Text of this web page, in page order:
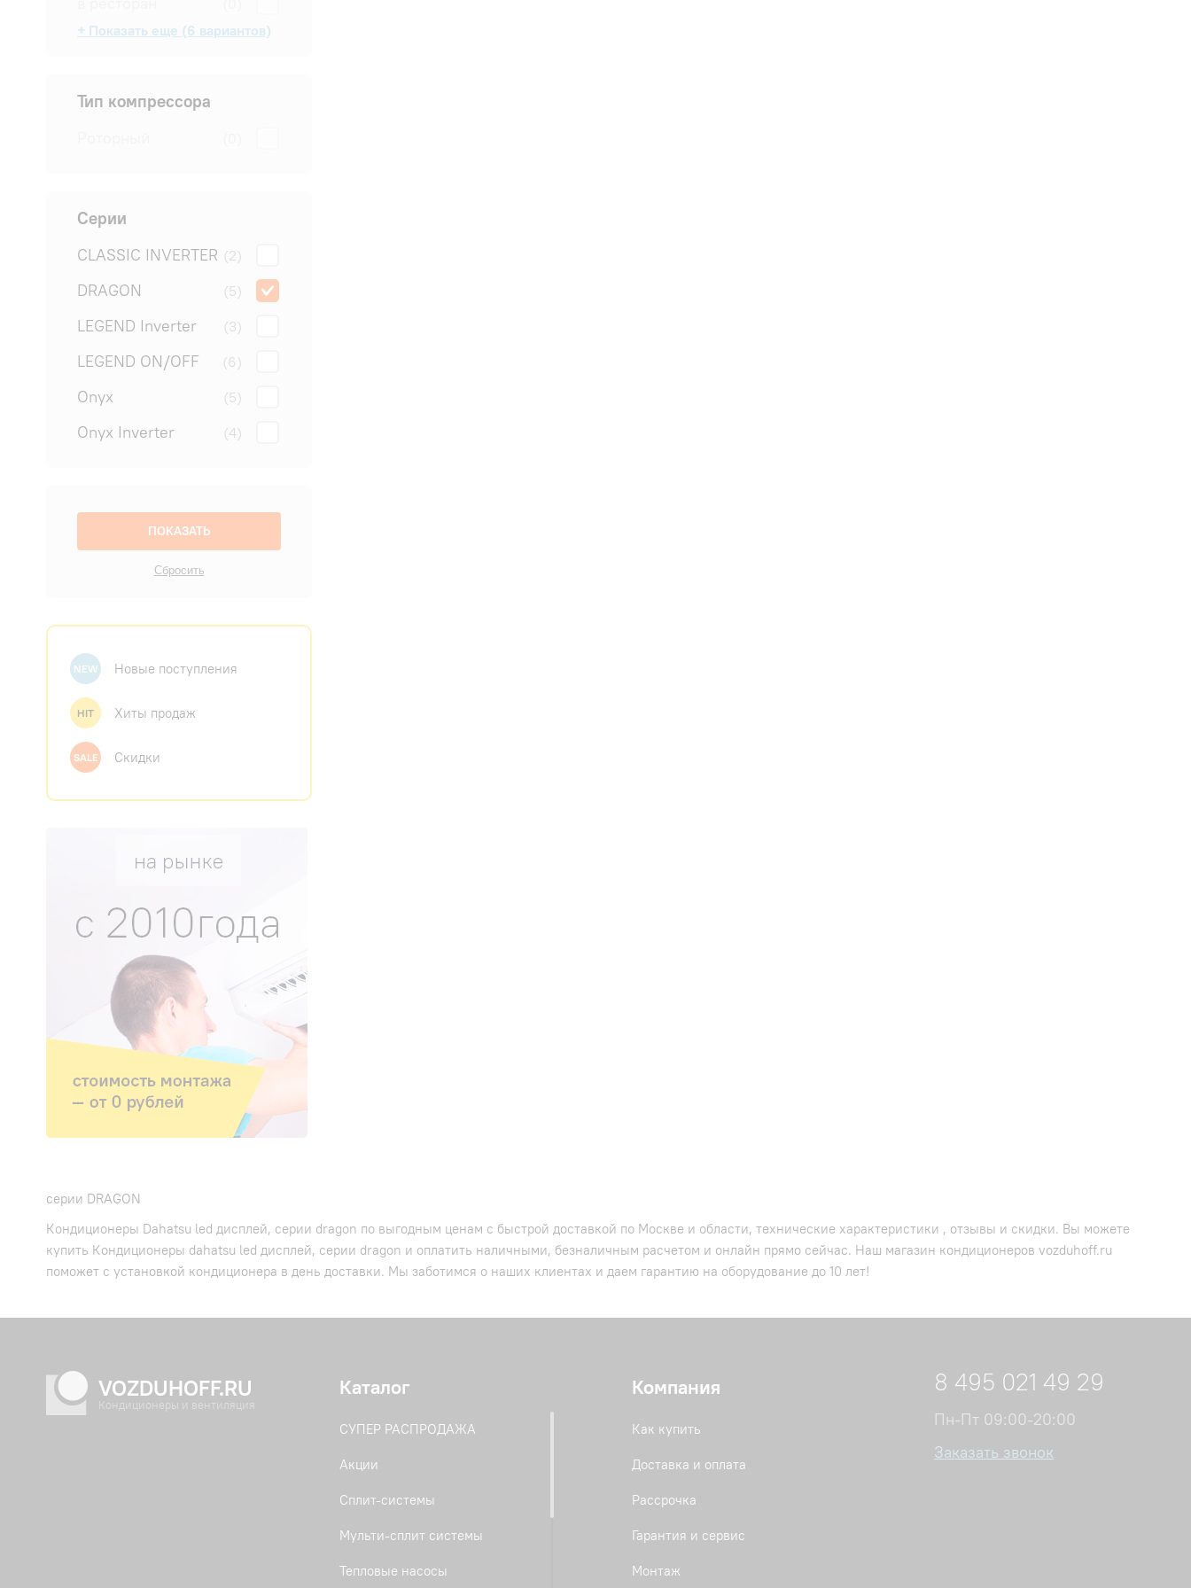
в салон (0)
в спальню (5)
в студию (0)
для квартиры (5)
для офиса (5)
на дачу (5)
+ Показать еще (6 вариантов)
Тип компрессора
Серии
CLASSIC INVERTER (2)
DRAGON (5)
LEGEND Inverter (3)
LEGEND ON/OFF (6)
Onyx (5)
Onyx Inverter (4)
NEW Новые поступления
HIT Хиты продаж
SALE Скидки
серии DRAGON
Кондиционеры Dahatsu led дисплей, серии dragon по выгодным ценам с быстрой доставкой по Москве и области, технические характеристики , отзывы и скидки. Вы можете
купить Кондиционеры dahatsu led дисплей, серии dragon и оплатить наличными, безналичным расчетом и онлайн прямо сейчас. Наш магазин кондиционеров vozduhoff.ru
поможет с установкой кондиционера в день доставки. Мы заботимся о наших клиентах и даем гарантию на оборудование до 10 лет!
VOZDUHOFF.RU
Кондиционеры и вентиляция
Каталог
СУПЕР РАСПРОДАЖА
Акции
Сплит-системы
Мульти-сплит системы
Тепловые насосы
Компания
Как купить
Доставка и оплата
Рассрочка
Гарантия и сервис
Монтаж
8 495 021 49 29
Пн-Пт 09:00-20:00
Заказать звонок